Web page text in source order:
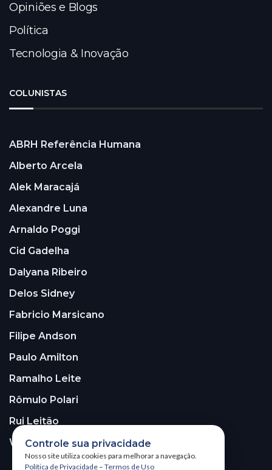
Opiniões e Blogs
Política
Tecnologia & Inovação
COLUNISTAS
ABRH Referência Humana
Alberto Arcela
Alek Maracajá
Alexandre Luna
Arnaldo Poggi
Cid Gadelha
Dalyana Ribeiro
Delos Sidney
Fabricio Marsicano
Filipe Andson
Paulo Amilton
Ramalho Leite
Rômulo Polari
Rui Leitão
Walter Santos
Controle sua privacidade
Nosso site utiliza cookies para melhorar a navegação.
Política de Privacidade – Termos de Uso